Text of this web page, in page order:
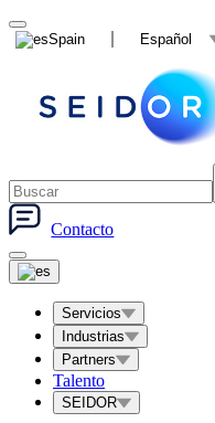
Spain Español
Contacto
Servicios
Industrias
Partners
Talento
SEIDOR